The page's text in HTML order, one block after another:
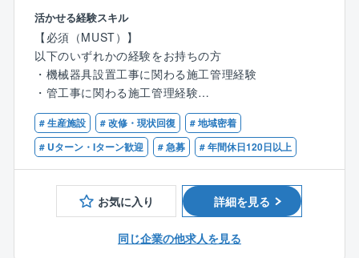
いません。
例えば、配線工事の際に配管を通すのもよし、ケーブ
ルラックを通すのもよし。
現場によっては、どの協力会社に依頼するのかもお任
せします。
誰もが知っている百貨店や交通機関など、大規模な工
事の現場が多いです。
これまでの経験に基づく一番やりやすい方法で進めて
ください。
■柔軟に働ける自由な環境です。
これまでのご経験に応じて配属部署を決定いたしま
す。
★民間工事部門
民間工場（自動車、半導体、食品、医薬分野など）の
排水処理プラントの新設、更新工事の施工管理、修繕
業務を担当します。
基本的にはこれまでの経験を活かした業務に従事いた
だきますが、「設計～施工管理まで一貫して対応した
い」といった方にはトータルでお任せすることも可能
浄水場や農業集落排水処理場などの公共水処理プラン
活かせる経験スキル
【必須（MUST）】
以下のいずれかの経験をお持ちの方
・機械器具設置工事に関わる施工管理経験
・管工事に関わる施工管理経験
【歓迎（WANT）】
・水処理施設案件の経験がある方
・施工管理技士をお持ちの方
・監理技術者資格を有されている方
# 生産施設 # 改修・現状回復
# 地域密着
# Uターン・Iターン歓迎
# 急募 # 年間休日120日以上
お気に入り 詳細を見る
同じ企業の他求人を見る